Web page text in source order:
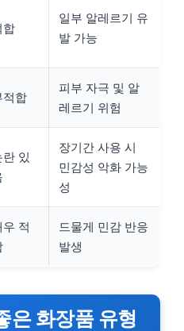
합
일부 알레르기 유
발 가능
적합
피부 자극 및 알
레르기 위험
란 있
장기간 사용 시
민감성 악화 가능
성
우 적
드물게 민감 반응
발생
은 화장품 유형